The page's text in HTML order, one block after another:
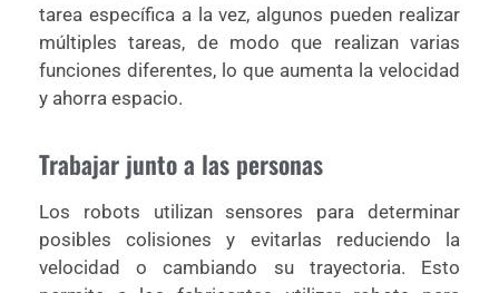
tarea específica a la vez, algunos pueden realizar
múltiples tareas, de modo que realizan varias
funciones diferentes, lo que aumenta la velocidad
y ahorra espacio.
Trabajar junto a las personas
Los robots utilizan sensores para determinar
posibles colisiones y evitarlas reduciendo la
velocidad o cambiando su trayectoria. Esto